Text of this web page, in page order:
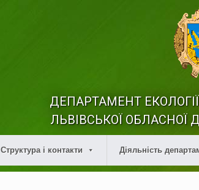
ДЕПАРТАМЕНТ
ЛЬВІВСЬКОЇ ОБЛАСНОЇ
Структура і контакти Діяльність